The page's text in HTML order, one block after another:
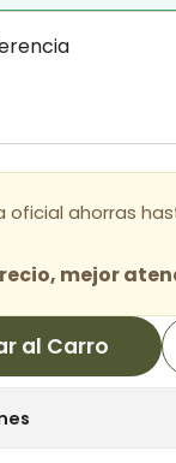
ahorras
mejor
al Carro